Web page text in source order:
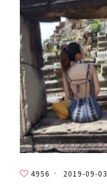
4956 2019-09-03